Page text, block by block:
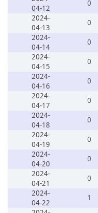
04-12
0
2024-
04-13
0
2024-
04-14
0
2024-
04-15
0
2024-
04-16
0
2024-
04-17
0
2024-
04-18
0
2024-
04-19
0
2024-
04-20
0
2024-
04-21
0
2024-
04-22
1